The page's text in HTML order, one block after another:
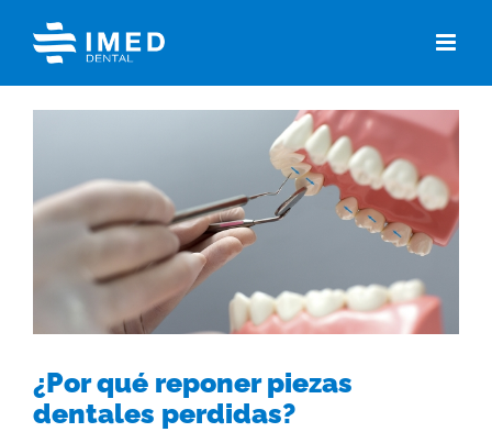
content
¿Por qué reponer piezas
dentales perdidas?